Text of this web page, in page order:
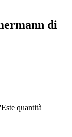
di
quantità